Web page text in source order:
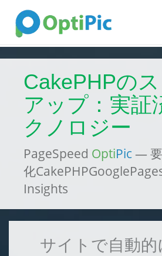
CakePHPの
アップ：実証
クノロジー
PageSpeed OptiPic —
化
Insights
サイトで自動